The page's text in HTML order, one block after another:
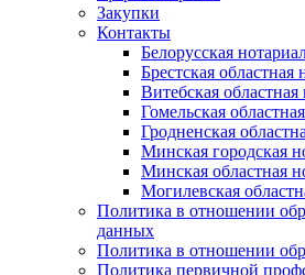
Закупки
Контакты
Белорусская
Брестская областная
Витебская областная
Гомельская
Гродненская
Минская городская
Минская областная
Могилевская
Политика в отношении
данных
Политика в отношении
Политика первичной